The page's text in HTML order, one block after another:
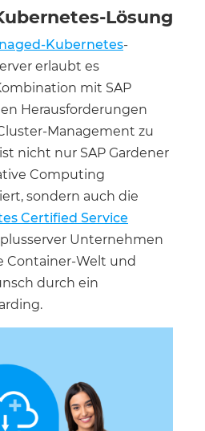
Lösung
Kubernetes-
erlaubt es
mit SAP
Herausforderungen
Management zu
nicht nur SAP Gardener
Computing
sondern auch die
Certified Service
Unternehmen
Container-Welt und
durch ein